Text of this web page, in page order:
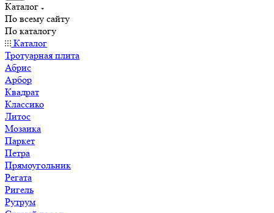
Каталог
По всему сайту
По каталогу
Каталог
Тротуарная плита
Абрис
Арбор
Квадрат
Классико
Литос
Мозаика
Паркет
Петра
Прямоугольник
Регата
Ригель
Рутрум